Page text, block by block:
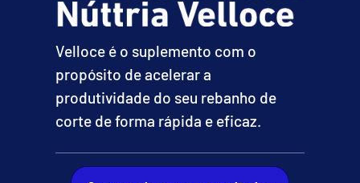
Velloce é o suplemento com o
propósito de acelerar a
produtividade do seu rebanho de
corte de forma rápida e eficaz.